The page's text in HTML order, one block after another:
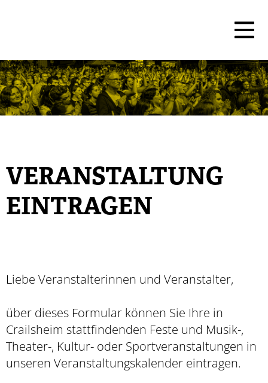
VERANSTALTUNG
EINTRAGEN
Liebe Veranstalterinnen und Veranstalter,
über dieses Formular können Sie Ihre in
Crailsheim stattfindenden Feste und Musik-,
Theater-, Kultur- oder Sportveranstaltungen in
unseren Veranstaltungskalender eintragen.